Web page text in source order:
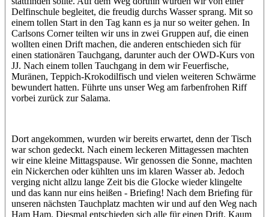
Delfinschule begleitet, die freudig durchs Wasser sprang. Mit so
einem tollen Start in den Tag kann es ja nur so weiter gehen. In
Carlsons Corner teilten wir uns in zwei Gruppen auf, die einen
wollten einen Drift machen, die anderen entschieden sich für
einen stationären Tauchgang, darunter auch der OWD-Kurs von
JJ. Nach einem tollen Tauchgang in dem wir Feuerfische,
Muränen, Teppich-Krokodilfisch und vielen weiteren Schwärme
bewundert hatten. Führte uns unser Weg am farbenfrohen Riff
vorbei zurück zur Salama.
Dort angekommen, wurden wir bereits erwartet, denn der Tisch
war schon gedeckt. Nach einem leckeren Mittagessen machten
wir eine kleine Mittagspause. Wir genossen die Sonne, machten
ein Nickerchen oder kühlten uns im klaren Wasser ab. Jedoch
verging nicht allzu lange Zeit bis die Glocke wieder klingelte
und das kann nur eins heißen - Briefing! Nach dem Briefing für
unseren nächsten Tauchplatz machten wir und auf den Weg nach
Ham Ham. Diesmal entschieden sich alle für einen Drift. Kaum